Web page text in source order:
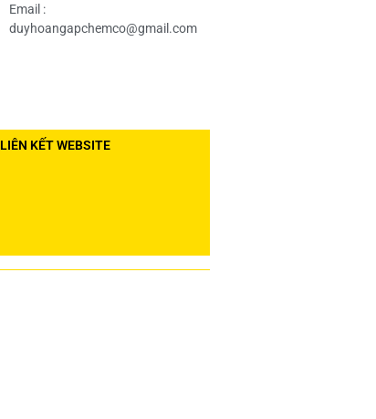
Email :
duyhoangapchemco@gmail.com
LIÊN KẾT WEBSITE